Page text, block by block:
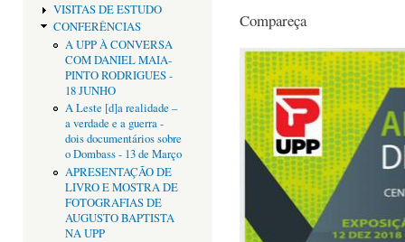
VISITAS DE ESTUDO
CONFERÊNCIAS
A UPP À CONVERSA
COM DANIEL MAIA-
PINTO RODRIGUES -
18 JUNHO
A Leste [d]a realidade –
a verdade e a guerra -
dois documentários sobre
o Dombass - 13 de Março
APRESENTAÇÃO DE
LIVRO E MOSTRA DE
FOTOGRAFIAS DE
AUGUSTO BAPTISTA
NA UPP
Compareça